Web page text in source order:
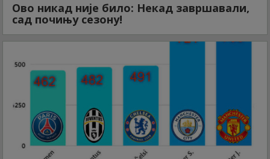
Ово никад није било: Некад завршавали,
сад почињу сезону!